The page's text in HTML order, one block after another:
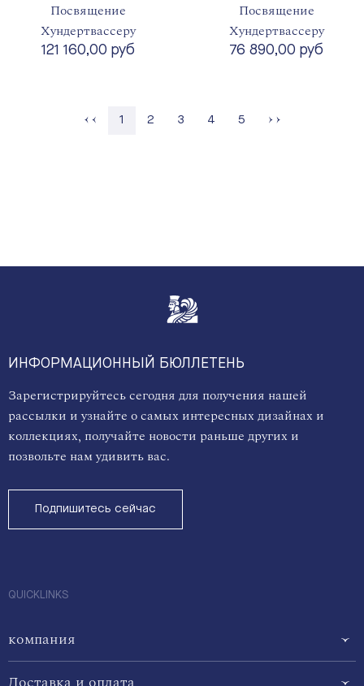
Посвящение
Хундертвассеру
121 160,00 руб
Посвящение
Хундертвассеру
76 890,00 руб
1 Страница
2 Страница
3 Страница
4 Страница
5
ИНФОРМАЦИОННЫЙ БЮЛЛЕТЕНЬ
Зарегистрируйтесь сегодня для получения нашей
рассылки и узнайте о самых интересных дизайнах и
коллекциях, получайте новости раньше других и
позвольте нам удивить вас.
Подпишитесь сейчас
QUICKLINKS
компания